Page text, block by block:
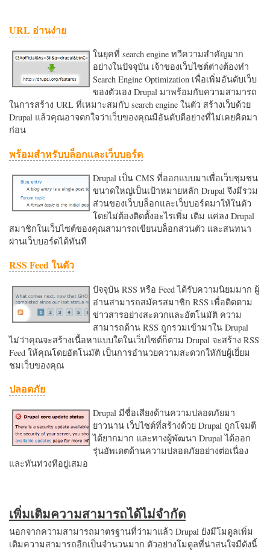
URL อ่านง่าย
ในยุคที่ search engine ทวีความสำคัญมาก
อย่างในปัจจุบัน เจ้าของเว็บไซต์ต่างต้องทำ
Search Engine Optimization เพื่อเพิ่มอันดับเว็บ
ของตัวเอง Drupal มาพร้อมกับความสามารถ
ในการสร้าง URL ที่เหมาะสมกับ search engine ในตัว สร้างเว็บด้วย
Drupal แล้วคุณอาจตกใจว่าเว็บของคุณมีอันดับดีอย่างที่ไม่เคยคิดมา
ก่อน
พร้อมสำหรับบล็อกและเว็บบอร์ด
Drupal เป็น CMS ที่ออกแบบมาเพื่อเว็บชุมชน
ขนาดใหญ่เป็นเป้าหมายหลัก Drupal จึงมีรวม
ส่วนของเว็บบล็อกและเว็บบอร์ดมาให้ในตัว
โดยไม่ต้องติดตั้งอะไรเพิ่ม เติม แค่ลง Drupal
สมาชิกในเว็บไซต์ของคุณสามารถเขียนบล็อกส่วนตัว และสนทนา
ผ่านเว็บบอร์ดได้ทันที
RSS Feed ในตัว
ปัจจุบัน RSS หรือ Feed ได้รับความนิยมมาก ผู้
อ่านสามารถสมัครสมาชิก RSS เพื่อติดตาม
ข่าวสารอย่างสะดวกและอัตโนมัติ ความ
สามารถด้าน RSS ถูกรวมเข้ามาใน Drupal
ไม่ว่าคุณจะสร้างเนื้อหาแบบใดในเว็บไซต์ก็ตาม Drupal จะสร้าง RSS
Feed ให้คุณโดยอัตโนมัติ เป็นการอำนวยความสะดวกใหักับผู้เยี่ยม
ชมเว็บของคุณ
ปลอดภัย
Drupal มีชื่อเสียงด้านความปลอดภัยมา
ยาวนาน เว็บไซต์ที่สร้างด้วย Drupal ถูกโจมตี
ได้ยากมาก และทางผู้พัฒนา Drupal ได้ออก
รุ่นอัพเดตด้านความปลอดภัยอย่างต่อเนื่อง
และทันท่วงทีอยู่เสมอ
เพิ่มเติมความสามารถได้ไม่จำกัด
นอกจากความสามารถมาตรฐานที่ว่ามาแล้ว Drupal ยังมีโมดูลเพิ่ม
เติมความสามารถอีกเป็นจำนวนมาก ตัวอย่างโมดูลที่น่าสนใจมีดังนี้